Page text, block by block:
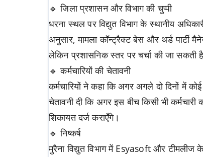
🔹 जिला प्रशासन और विभाग की चुप्पी
धरना स्थल पर विद्युत विभाग के स्थानीय
अनुसार, मामला कॉन्ट्रैक्ट बेस और थर्ड पार्टी
लेकिन प्रशासनिक स्तर पर चर्चा की जा सकती
🔹 कर्मचारियों की चेतावनी
कर्मचारियों ने कहा कि अगर अगले दो दिनों में
चेतावनी दी कि अगर इस बीच किसी भी
शिकायत दर्ज कराएँगे।
🔹 निष्कर्ष
मुरैना विद्युत विभाग में Esyasoft और टीमलीज